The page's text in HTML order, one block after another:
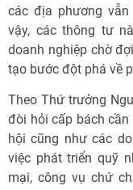
các địa phương
vậy, các thông tư
doanh nghiệp chờ
tạo bước đột phá về
Theo Thứ trưởng
đòi hỏi cấp bách
hội cũng như các
việc phát triển quỹ
mại, công vụ chứ